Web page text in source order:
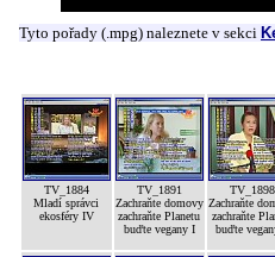
Tyto pořady (.mpg) naleznete v sekci
TV_1884
Mladí správci
ekosféry IV
TV_1891
Zachraňte domovy
zachraňte Planetu
buďte vegany I
TV_1898
Zachraňte
zachraňte
buďte